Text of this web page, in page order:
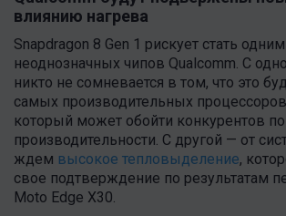
влиянию нагрева
Snapdragon 8 Gen 1 рискует стать
неоднозначных чипов Qualcomm. С
никто не сомневается в том, что это
самых производительных
который может обойти конкурентов по
производительности. С другой — от
ждем высокое тепловыделение,
свое подтверждение по результатам
Moto Edge X30.